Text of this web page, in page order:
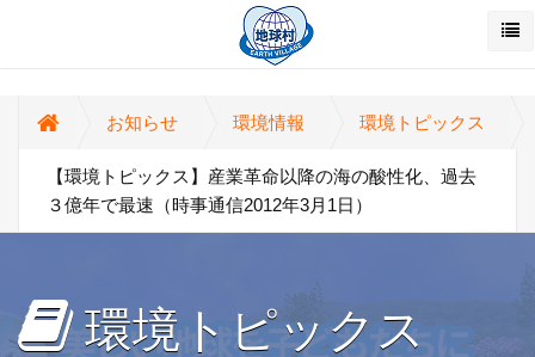
お知らせ 環境情報 環境トピックス
【環境トピックス】産業革命以降の海の酸性化、過去
３億年で最速（時事通信2012年3月1日）
環境トピックス